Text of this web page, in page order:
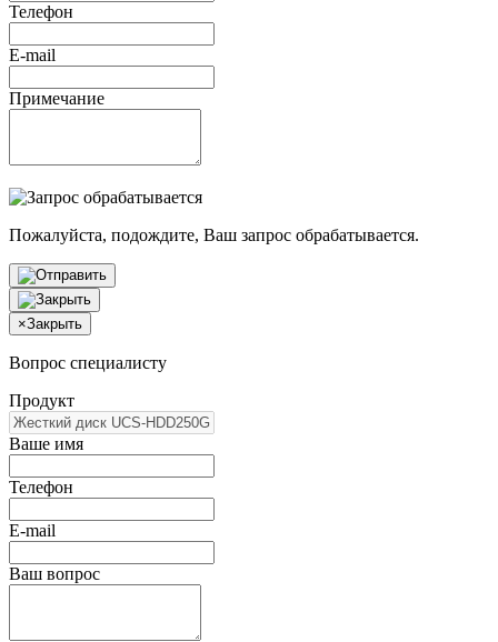
Телефон
E-mail
Примечание
Пожалуйста, подождите, Ваш запрос обрабатывается.
×Закрыть
Вопрос специалисту
Продукт
Ваше имя
Телефон
E-mail
Ваш вопрос